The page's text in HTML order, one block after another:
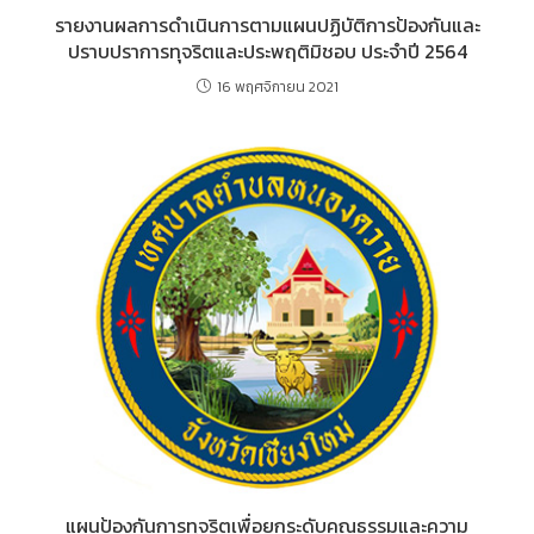
รายงานผลการดำเนินการตามแผนปฏิบัติการป้องกันและ
ปราบปราการทุจริตและประพฤติมิชอบ ประจำปี 2564
16 พฤศจิกายน 2021
แผนป้องกันการทุจริตเพื่อยกระดับคุณธรรมและความ